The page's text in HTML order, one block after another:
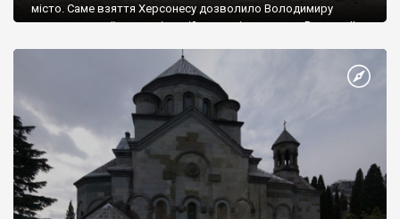
місто. Саме взяття Херсонесу дозволило Володимиру
диктувати свої умови візантійському імператору Василю ІІ, та
Херсонесі Володимир-язичник, став Василем-християнином.
А потім було Хрещення Русі. На честь Херсонесу Таврійського